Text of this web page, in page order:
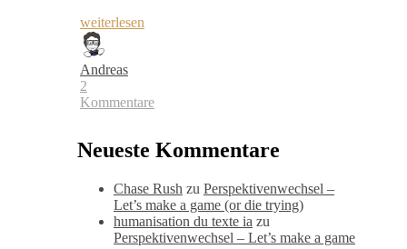
weiterlesen
Andreas
2
Kommentare
Neueste Kommentare
Chase Rush zu Perspektivenwechsel –
Let’s make a game (or die trying)
humanisation du texte ia zu
Perspektivenwechsel – Let’s make a game